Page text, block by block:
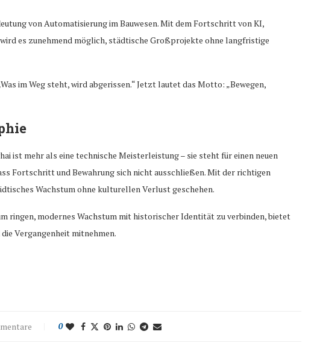
von Automatisierung im Bauwesen. Mit dem Fortschritt von KI,
es zunehmend möglich, städtische Großprojekte ohne langfristige
im Weg steht, wird abgerissen.“ Jetzt lautet das Motto: „Bewegen,
ist mehr als eine technische Meisterleistung – sie steht für einen neuen
Fortschritt und Bewahrung sich nicht ausschließen. Mit der richtigen
Wachstum ohne kulturellen Verlust geschehen.
ringen, modernes Wachstum mit historischer Identität zu verbinden, bietet
Vergangenheit mitnehmen.
0